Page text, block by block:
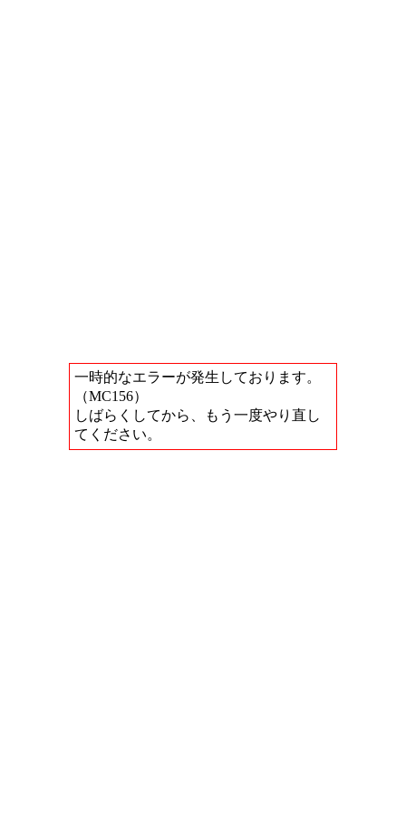
一時的なエラーが発生しております。
（MC156）
しばらくしてから、もう一度やり直し
てください。